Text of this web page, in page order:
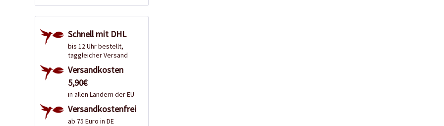
Schnell mit DHL
bis 12 Uhr bestellt,
taggleicher Versand
Versandkosten
5,90€
in allen Ländern der EU
Versandkostenfrei
ab 75 Euro in DE